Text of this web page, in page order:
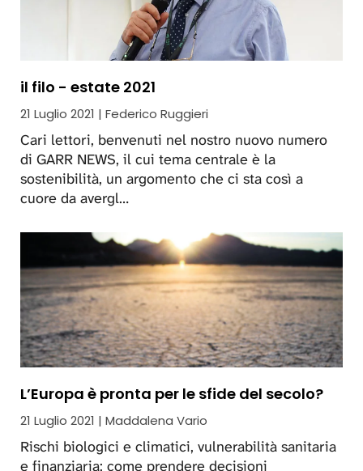
il filo - estate 2021
21 Luglio 2021 | Federico Ruggieri
Cari lettori, benvenuti nel nostro nuovo numero
di GARR NEWS, il cui tema centrale è la
sostenibilità, un argomento che ci sta così a
cuore da avergl…
L’Europa è pronta per le sfide del secolo?
21 Luglio 2021 | Maddalena Vario
Rischi biologici e climatici, vulnerabilità sanitaria
e finanziaria: come prendere decisioni